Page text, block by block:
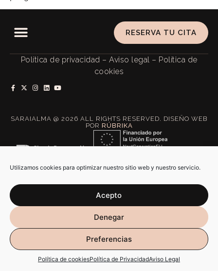
Utilizamos cookies para optimizar nuestro sitio web y nuestro servicio.
Acepto
Denegar
Preferencias
Política de cookiesPolítica de PrivacidadAviso Legal
RESERVA TU CITA
Política de privacidad – Aviso legal – Política de
cookies
SARAIALMA @ 2026 ALL RIGHTS RESERVED. DISEÑO WEB
POR RÚBRIKA